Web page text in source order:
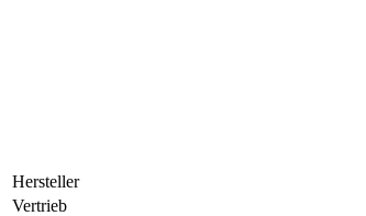
Hersteller
Vertrieb